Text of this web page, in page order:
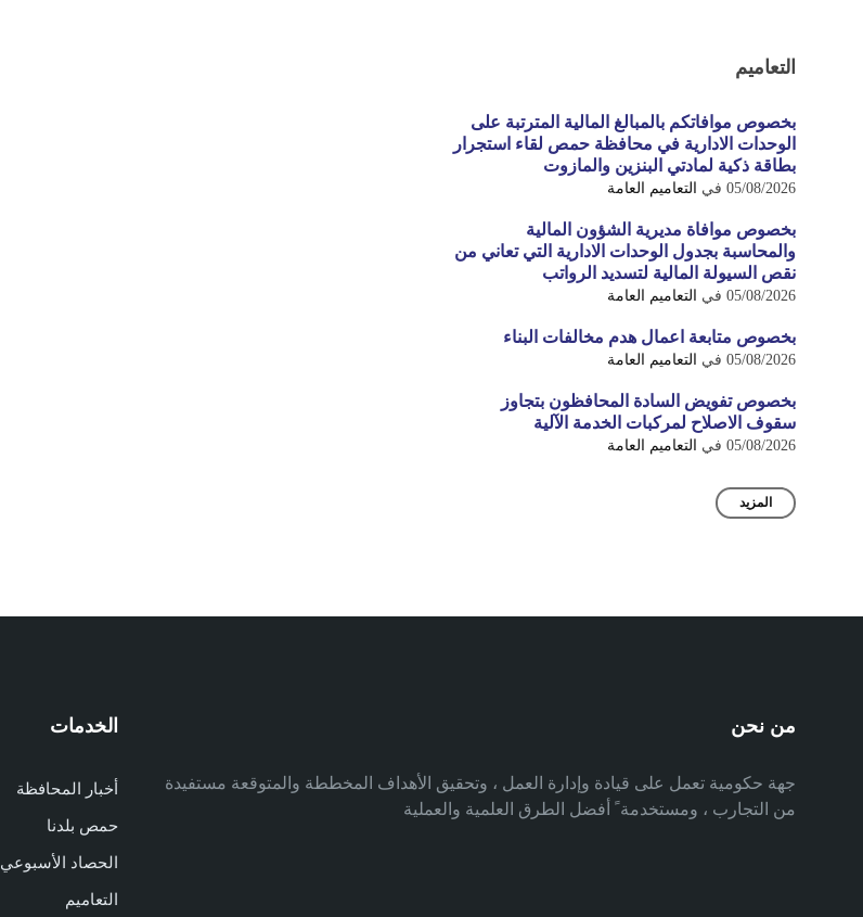
التعاميم
بخصوص موافاتكم بالمبالغ المالية المترتبة على
الوحدات الادارية في محافظة حمص لقاء استجرار
بطاقة ذكية لمادتي البنزين والمازوت
05/08/2026 في التعاميم العامة
بخصوص موافاة مديرية الشؤون المالية
والمحاسبة بجدول الوحدات الادارية التي تعاني من
نقص السيولة المالية لتسديد الرواتب
05/08/2026 في التعاميم العامة
بخصوص متابعة اعمال هدم مخالفات البناء
05/08/2026 في التعاميم العامة
بخصوص تفويض السادة المحافظون بتجاوز
سقوف الاصلاح لمركبات الخدمة الآلية
05/08/2026 في التعاميم العامة
المزيد
من نحن
جهة حكومية تعمل على قيادة وإدارة العمل ، وتحقيق الأهداف المخططة والمتوقعة مستفيدة
من التجارب ، ومستخدمة ً أفضل الطرق العلمية والعملية
الخدمات
أخبار المحافظة
حمص بلدنا
الحصاد الأسبوعي
التعاميم